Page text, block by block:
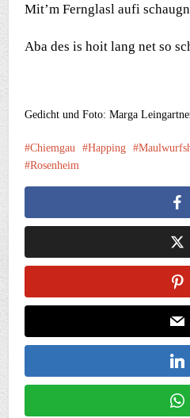
Mit’m Fernglasl aufi
Aba des is hoit lang net so
Gedicht und Foto: Marga
Chiemgau Happing
Rosenheim